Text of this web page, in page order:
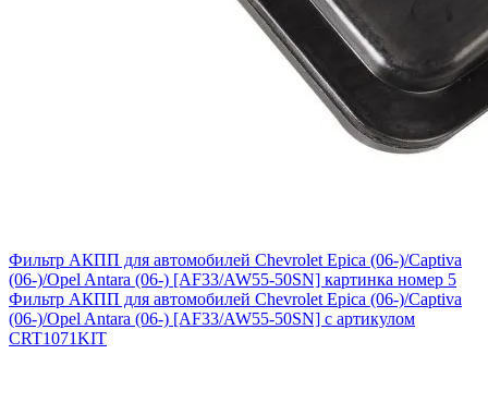
Фильтр АКПП для автомобилей Chevrolet Epica (06-)/Captiva
(06-)/Opel Antara (06-) [AF33/AW55-50SN] картинка номер 5
Фильтр АКПП для автомобилей Chevrolet Epica (06-)/Captiva
(06-)/Opel Antara (06-) [AF33/AW55-50SN] с артикулом
CRT1071KIT